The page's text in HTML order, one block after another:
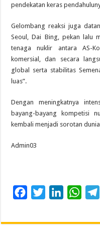
pendekatan keras
Gelombang reaksi juga
Seoul, Dai Bing, pekan lalu
tenaga nuklir antara AS-
komersial, dan secara
global serta stabilitas
luas”.
Dengan meningkatnya
bayang-bayang kompetisi
kembali menjadi sorotan
Admin03
c
i
n
W
a